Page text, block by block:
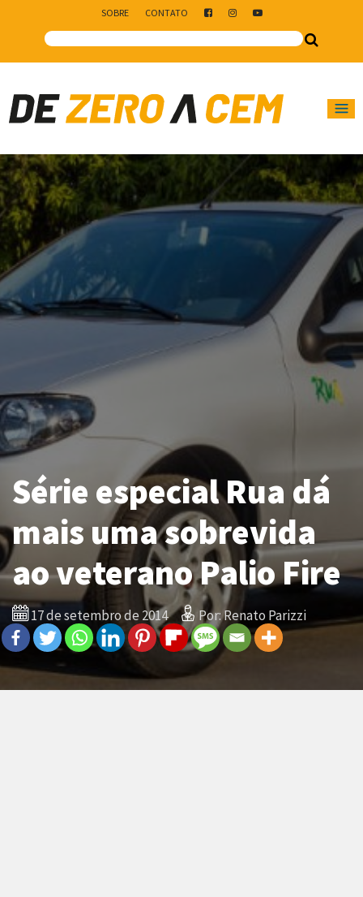
SOBRE CONTATO
Main Navigation
Série especial Rua dá
mais uma sobrevida
ao veterano Palio Fire
17 de setembro de 2014 Por: Renato Parizzi